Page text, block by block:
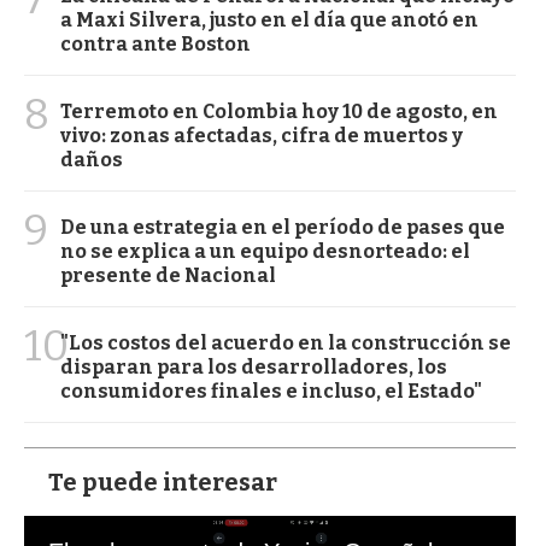
a Maxi Silvera, justo en el día que anotó en
contra ante Boston
8 Terremoto en Colombia hoy 10 de agosto, en
vivo: zonas afectadas, cifra de muertos y
daños
9
De una estrategia en el período de pases que
no se explica a un equipo desnorteado: el
presente de Nacional
10"Los costos del acuerdo en la construcción se
disparan para los desarrolladores, los
consumidores finales e incluso, el Estado"
Te puede interesar